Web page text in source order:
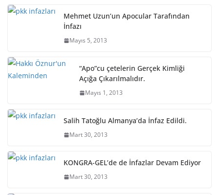
Mehmet Uzun’un Apocular Tarafından
İnfazı
Mayıs 5, 2013
“Apo”cu çetelerin Gerçek Kimliği
Açığa Çıkarılmalıdır.
Mayıs 1, 2013
Salih Tatoğlu Almanya’da İnfaz Edildi.
Mart 30, 2013
KONGRA-GEL’de de İnfazlar Devam Ediyor
Mart 30, 2013